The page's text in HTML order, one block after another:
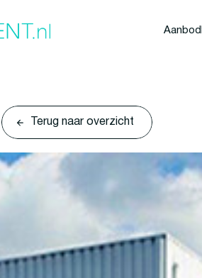
Aanbod
Terug naar overzicht